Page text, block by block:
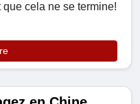
cela ne se termine!